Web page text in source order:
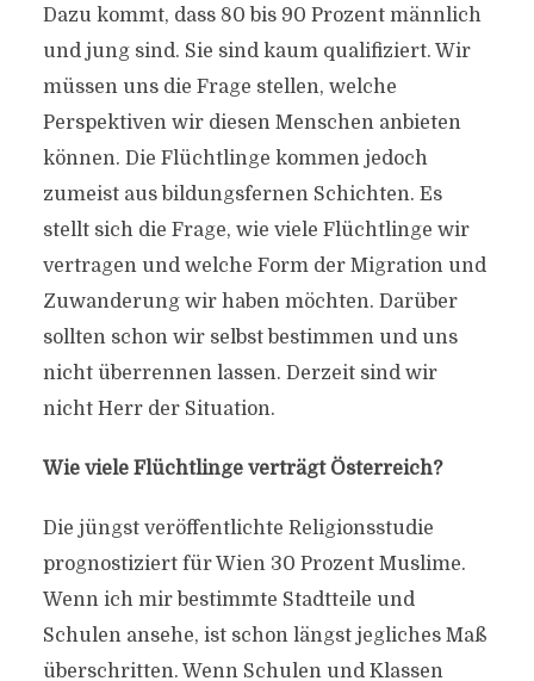
Dazu kommt, dass 80 bis 90 Prozent männlich
und jung sind. Sie sind kaum qualifiziert. Wir
müssen uns die Frage stellen, welche
Perspektiven wir diesen Menschen anbieten
können. Die Flüchtlinge kommen jedoch
zumeist aus bildungsfernen Schichten. Es
stellt sich die Frage, wie viele Flüchtlinge wir
vertragen und welche Form der Migration und
Zuwanderung wir haben möchten. Darüber
sollten schon wir selbst bestimmen und uns
nicht überrennen lassen. Derzeit sind wir
nicht Herr der Situation.
Wie viele Flüchtlinge verträgt Österreich?
Die jüngst veröffentlichte Religionsstudie
prognostiziert für Wien 30 Prozent Muslime.
Wenn ich mir bestimmte Stadtteile und
Schulen ansehe, ist schon längst jegliches Maß
überschritten. Wenn Schulen und Klassen